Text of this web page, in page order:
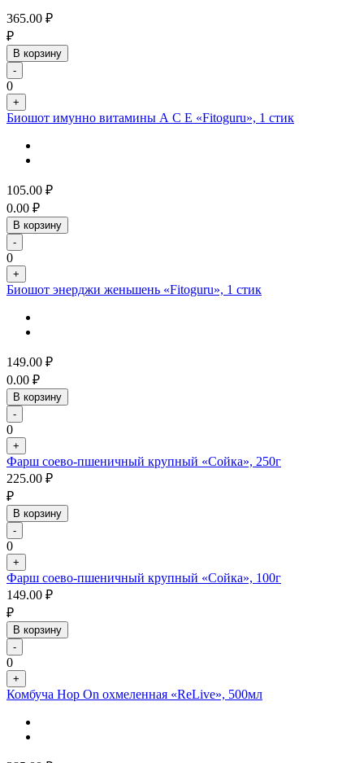
365.00 ₽
₽
В корзину
-
0
+
Биошот имунно витамины А С Е «Fitoguru», 1 стик
105.00 ₽
0.00 ₽
В корзину
-
0
+
Биошот энерджи женьшень «Fitoguru», 1 стик
149.00 ₽
0.00 ₽
В корзину
-
0
+
Фарш соево-пшеничный крупный «Сойка», 250г
225.00 ₽
₽
В корзину
-
0
+
Фарш соево-пшеничный крупный «Сойка», 100г
149.00 ₽
₽
В корзину
-
0
+
Комбуча Hop On охмеленная «ReLive», 500мл